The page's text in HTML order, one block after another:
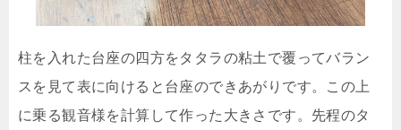
柱を入れた台座の四方をタタラの粘土で覆ってバラン
スを見て表に向けると台座のできあがりです。この上
に乗る観音様を計算して作った大きさです。先程のタ